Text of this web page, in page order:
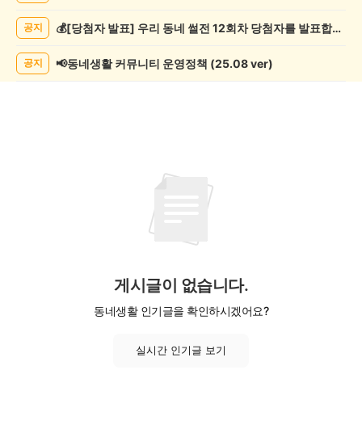
록
공지 💰[당첨자 발표] 우리 동네 썰전 12회차 당첨자를 발표합니다!
공지 📢동네생활 커뮤니티 운영정책 (25.08 ver)
게시글이 없습니다.
동네생활 인기글을 확인하시겠어요?
실시간 인기글 보기